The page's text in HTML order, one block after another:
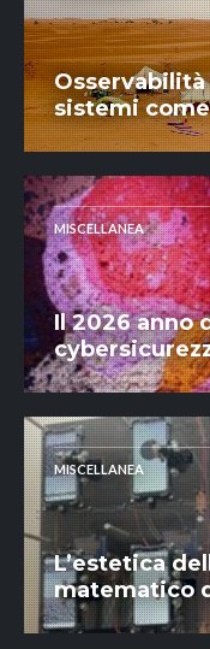
sistemi
MISCELLANEA
Il 2026 anno
MISCELLANEA
L’estetica
matematico